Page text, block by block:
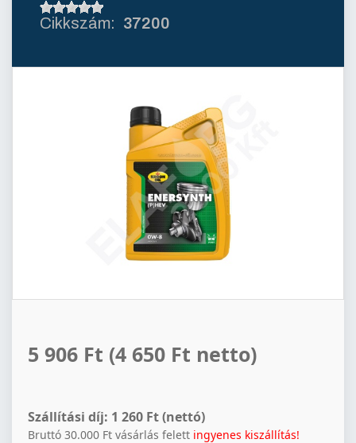
37200
5 906 Ft (4 650 Ft netto)
Szállítási díj: 1 260 Ft (nettó)
Bruttó 30.000 Ft vásárlás felett ingyenes kiszállítás!